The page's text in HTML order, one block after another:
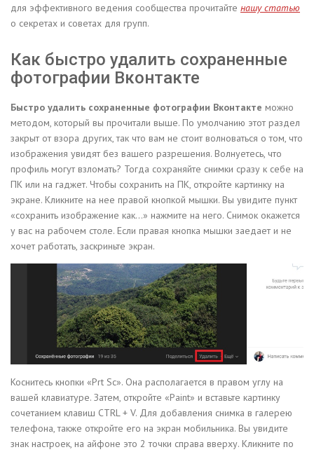
для эффективного ведения сообщества прочитайте нашу статью
о секретах и советах для групп.
Как быстро удалить сохраненные
фотографии Вконтакте
Быстро удалить сохраненные фотографии Вконтакте можно
методом, который вы прочитали выше. По умолчанию этот раздел
закрыт от взора других, так что вам не стоит волноваться о том, что
изображения увидят без вашего разрешения. Волнуетесь, что
профиль могут взломать? Тогда сохраняйте снимки сразу к себе на
ПК или на гаджет. Чтобы сохранить на ПК, откройте картинку на
экране. Кликните на нее правой кнопкой мышки. Вы увидите пункт
«сохранить изображение как…» нажмите на него. Снимок окажется
у вас на рабочем столе. Если правая кнопка мышки заедает и не
хочет работать, заскриньте экран.
Коснитесь кнопки «Prt Sc». Она располагается в правом углу на
вашей клавиатуре. Затем, откройте «Paint» и вставьте картинку
сочетанием клавиш CTRL + V. Для добавления снимка в галерею
телефона, также откройте его на экран мобильника. Вы увидите
знак настроек, на айфоне это 2 точки справа вверху. Кликните по